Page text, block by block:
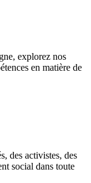
explorez nos
en matière de
des activistes, des
social dans toute